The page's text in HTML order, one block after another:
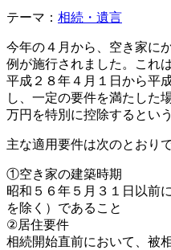
テーマ： 相続・遺言
今年の４月から、空き家に
例が施行されました。これ
平成２８年４月１日から平
し、一定の要件を満たした
万円を特別に控除するとい
主な適用要件は次のとおりで
①空き家の建築時期
昭和５６年５月３１日以前
を除く）であること
②居住要件
相続開始直前において、被